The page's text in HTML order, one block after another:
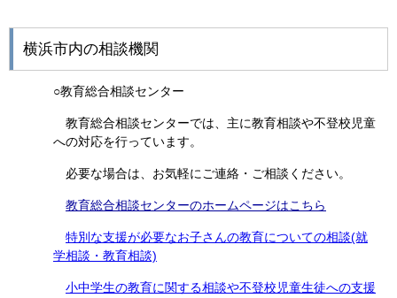
横浜市内の相談機関
○教育総合相談センター
教育総合相談センターでは、主に教育相談や不登校児童
への対応を行っています。
必要な場合は、お気軽にご連絡・ご相談ください。
教育総合相談センターのホームページはこちら
特別な支援が必要なお子さんの教育についての相談(就
学相談・教育相談)
小中学生の教育に関する相談や不登校児童生徒への支援